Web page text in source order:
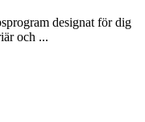
designat för dig
och ...